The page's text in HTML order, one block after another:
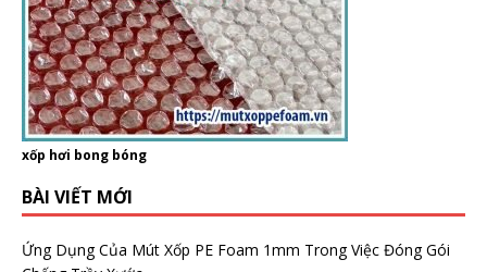
xốp hơi bong bóng
BÀI VIẾT MỚI
Ứng Dụng Của Mút Xốp PE Foam 1mm Trong Việc Đóng Gói